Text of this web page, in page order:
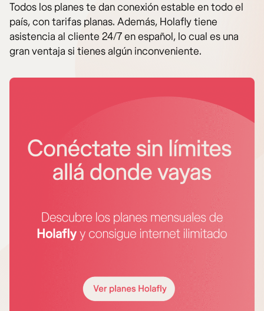
Todos los planes te dan conexión estable en todo el
país, con tarifas planas. Además, Holafly tiene
asistencia al cliente 24/7 en español, lo cual es una
gran ventaja si tienes algún inconveniente.